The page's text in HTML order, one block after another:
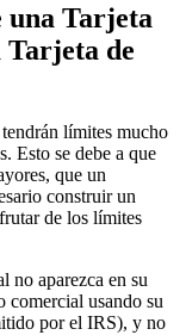
una Tarjeta
de
límites mucho
Esto se debe a que
que un
construir un
de los límites
no aparezca en su
comercial usando su
por el IRS), y no